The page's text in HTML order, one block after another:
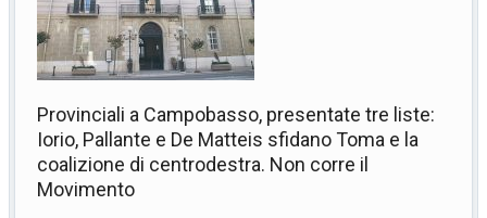
Provinciali a Campobasso, presentate tre liste:
Iorio, Pallante e De Matteis sfidano Toma e la
coalizione di centrodestra. Non corre il
Movimento